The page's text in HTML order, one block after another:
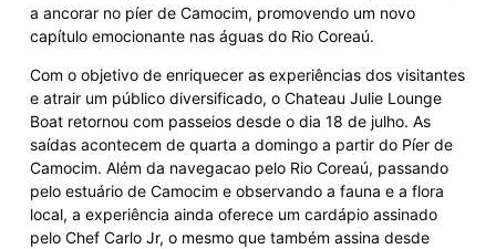
a ancorar no píer de Camocim, promovendo um novo
capítulo emocionante nas águas do Rio Coreaú.
Com o objetivo de enriquecer as experiências dos visitantes
e atrair um público diversificado, o Chateau Julie Lounge
Boat retornou com passeios desde o dia 18 de julho. As
saídas acontecem de quarta a domingo a partir do Píer de
Camocim. Além da navegacao pelo Rio Coreaú, passando
pelo estuário de Camocim e observando a fauna e a flora
local, a experiência ainda oferece um cardápio assinado
pelo Chef Carlo Jr, o mesmo que também assina desde